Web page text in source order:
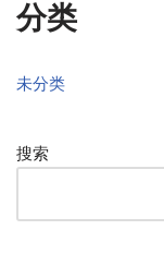
分类
未分类
搜索